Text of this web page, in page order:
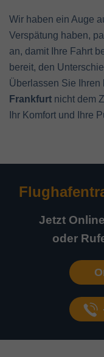
Wir haben ein Auge
Verspätung haben,
an, damit Ihre Fahrt
bereit, den
Überlassen Sie Ihren
Frankfurt nicht dem
Ihr Komfort und Ihre
Jetzt
oder